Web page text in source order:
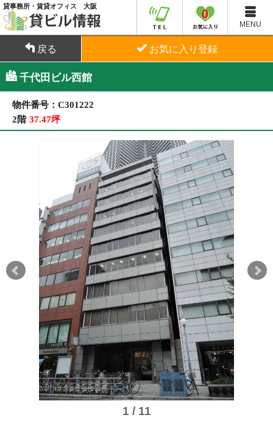
貸事務所・賃貸オフィス 大阪
MENU
0
戻る お気に入り登録
千代田ビル西館
物件番号：C301222
2階 37.47坪
1 / 11